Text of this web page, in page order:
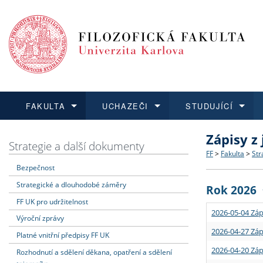
FAKULTA
Dozvědět se více
Struktura
Strategie
Podpora
UCHAZEČI
Podat přihlášku
Co
Učitelské
STUDUJÍCÍ
Dozvědět se více
Rigorózní
Dozvědět se více
O vědě a
Granty a
Dozvědět se více
Aktuální
Strategie a další dokumenty
Bezpečnost
Strategické a dlouhodobé záměry
FF UK pro udržitelnost
Výroční zprávy
Platné vnitřní předpisy FF UK
Rozhodnutí a sdělení děkana, opatření a sdělení
Zápisy
FF > Fakulta >
Rok 2026
2026-05-04
2026-04-27
2026-04-20